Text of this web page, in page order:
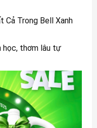
Cả Trong Bell Xanh
học, thơm lâu tự